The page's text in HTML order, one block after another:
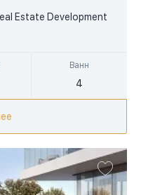
Estate Development
Ванн
4
AED